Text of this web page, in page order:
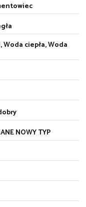
Woda ciepła, Woda
NOWY TYP